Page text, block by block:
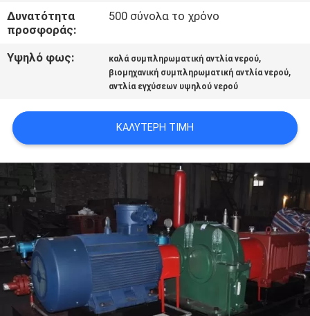
SITEMAP
Δυνατότητα
προσφοράς:
500 σύνολα το χρόνο
Υψηλό φως: καλά συμπληρωματική αντλία νερού,
βιομηχανική συμπληρωματική αντλία νερού,
αντλία εγχύσεων υψηλού νερού
ΚΑΛΎΤΕΡΗ ΤΙΜΉ